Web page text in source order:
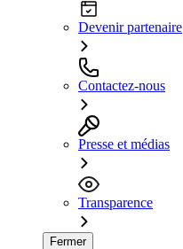
Devenir partenaire
Contactez-nous
Presse et médias
Transparence
Fermer